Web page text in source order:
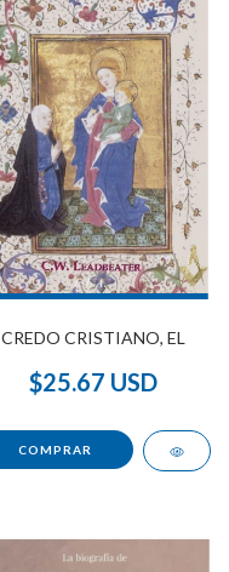
CREDO CRISTIANO, EL
$25.67 USD